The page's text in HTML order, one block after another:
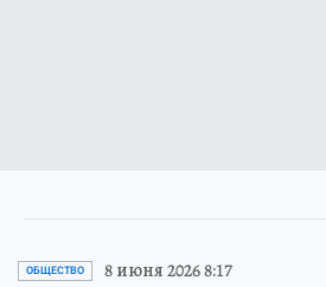
ОБЩЕСТВО 8 июня 2026 8:17